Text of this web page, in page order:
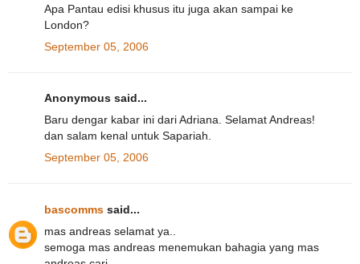
Apa Pantau edisi khusus itu juga akan sampai ke
London?
September 05, 2006
Anonymous said...
Baru dengar kabar ini dari Adriana. Selamat Andreas!
dan salam kenal untuk Sapariah.
September 05, 2006
bascomms said...
mas andreas selamat ya..
semoga mas andreas menemukan bahagia yang mas